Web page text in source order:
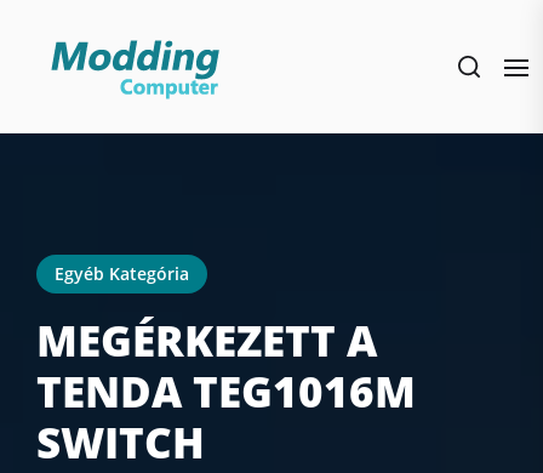
Egyéb Kategória
MEGÉRKEZETT A
TENDA TEG1016M
SWITCH